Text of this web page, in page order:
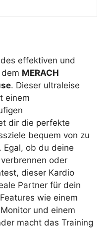
effektiven und
MERACH
. Dieser ultraleise
einem
dir die perfekte
bequem von zu
Egal, ob du deine
oder
dieser Kardio
Partner für dein
wie einem
und einem
macht das Training